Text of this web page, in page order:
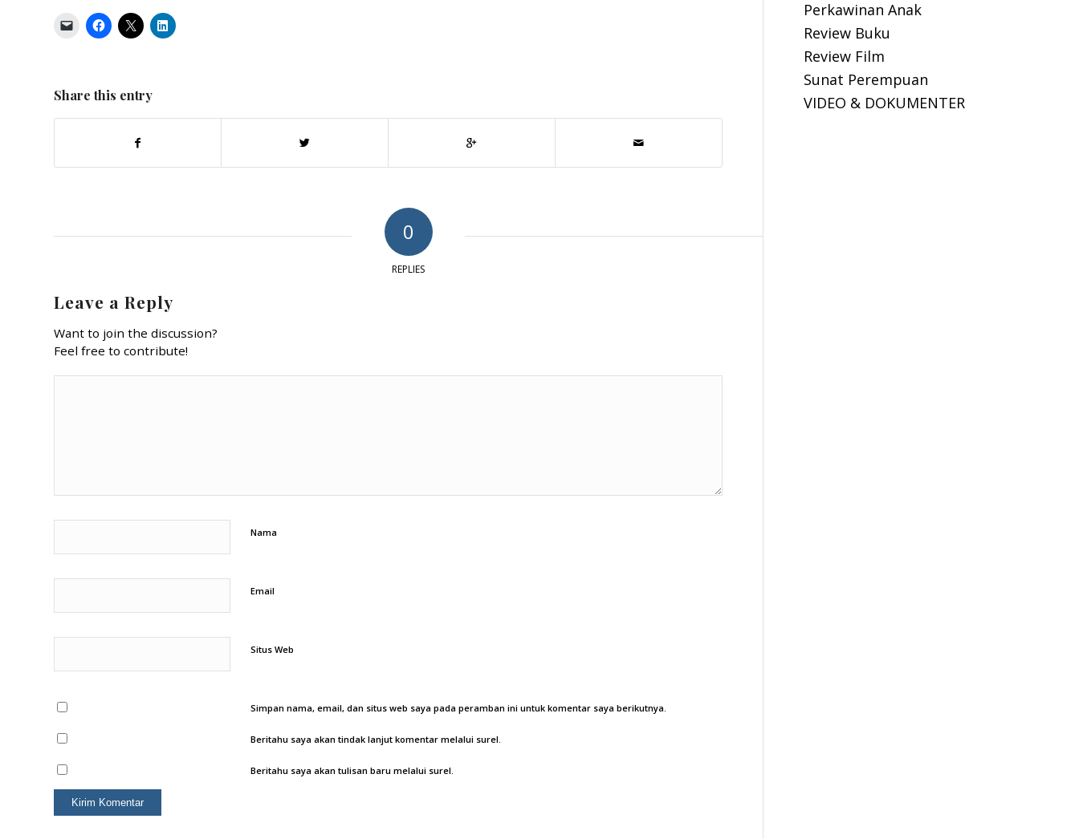
Share this entry
0
REPLIES
Leave a Reply
Want to join the discussion?
Feel free to contribute!
Nama
Email
Situs Web
Simpan nama, email, dan situs web saya pada peramban ini untuk komentar saya berikutnya.
Beritahu saya akan tindak lanjut komentar melalui surel.
Beritahu saya akan tulisan baru melalui surel.
Perkawinan Anak
Review Buku
Review Film
Sunat Perempuan
VIDEO & DOKUMENTER